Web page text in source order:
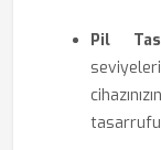
Pil